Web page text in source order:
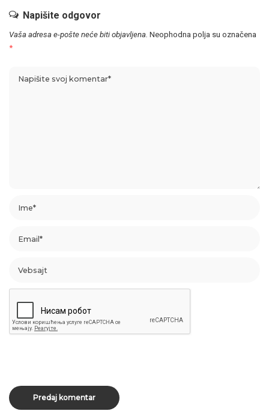
Napišite odgovor
Vaša adresa e-pošte neće biti objavljena. Neophodna polja su označena
*